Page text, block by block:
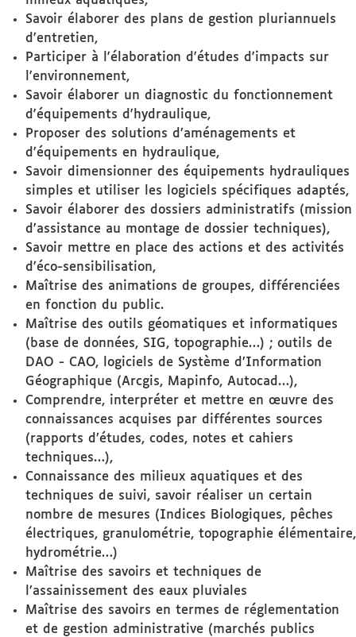
Savoir élaborer des plans de gestion pluriannuels
d’entretien,
Participer à l'élaboration d'études d'impacts sur
l'environnement,
Savoir élaborer un diagnostic du fonctionnement
d'équipements d'hydraulique,
Proposer des solutions d’aménagements et
d’équipements en hydraulique,
Savoir dimensionner des équipements hydrauliques
simples et utiliser les logiciels spécifiques adaptés,
Savoir élaborer des dossiers administratifs (mission
d’assistance au montage de dossier techniques),
Savoir mettre en place des actions et des activités
d’éco-sensibilisation,
Maîtrise des animations de groupes, différenciées
en fonction du public.
Maîtrise des outils géomatiques et informatiques
(base de données, SIG, topographie…) ; outils de
DAO - CAO, logiciels de Système d’Information
Géographique (Arcgis, Mapinfo, Autocad…),
Comprendre, interpréter et mettre en œuvre des
connaissances acquises par différentes sources
(rapports d’études, codes, notes et cahiers
techniques…),
Connaissance des milieux aquatiques et des
techniques de suivi, savoir réaliser un certain
nombre de mesures (Indices Biologiques, pêches
électriques, granulométrie, topographie élémentaire,
hydrométrie…)
Maîtrise des savoirs et techniques de
l’assainissement des eaux pluviales
Maîtrise des savoirs en termes de réglementation
et de gestion administrative (marchés publics